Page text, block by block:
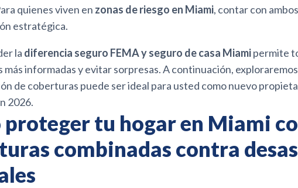
quienes viven en zonas de riesgo en Miami, contar con
estratégica.
la diferencia seguro FEMA y seguro de casa Miamipermite
más informadas y evitar sorpresas. A continuación,
de coberturas puede ser ideal para usted como nuevo
2026.
proteger tu hogar en Miami
combinadas contra